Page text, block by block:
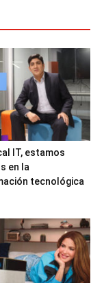
IT, estamos
en la
tecnológica